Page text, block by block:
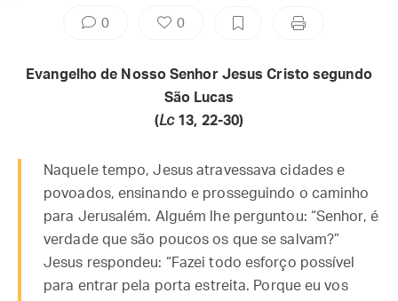
0 0
Evangelho de Nosso Senhor Jesus Cristo segundo
São Lucas
(Lc13, 22-30)
Naquele tempo, Jesus atravessava cidades e
povoados, ensinando e prosseguindo o caminho
para Jerusalém. Alguém lhe perguntou: “Senhor, é
verdade que são poucos os que se salvam?”
Jesus respondeu: “Fazei todo esforço possível
para entrar pela porta estreita. Porque eu vos